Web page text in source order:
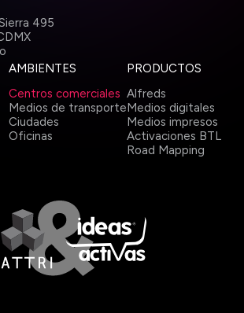
495
AMBIENTES
Centros comerciales
Medios de transporte
Ciudades
Oficinas
PRODUCTOS
Alfreds
Medios digitales
Medios impresos
Activaciones BTL
Road Mapping